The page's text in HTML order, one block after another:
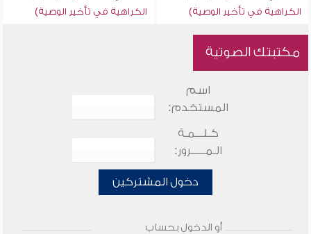
الكراهية في تأخير الوصية)
الكراهية في تأخير الوصية)
مكتبتك الصوتية
اسم
المستخدم:
كـلـــمـة
الـمـــــرور:
دخول المشتركين
أو الدخول بحساب